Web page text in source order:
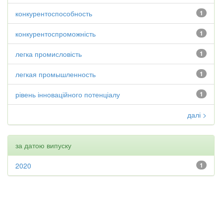
1
конкурентоспособность
1
конкурентоспроможність
1
легка промисловість
1
легкая промышленность
1
рівень інноваційного потенціалу
далі >
за датою випуску
1
2020